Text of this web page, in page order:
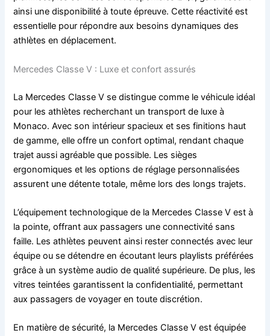
ainsi une disponibilité à toute épreuve. Cette réactivité est
essentielle pour répondre aux besoins dynamiques des
athlètes en déplacement.
Mercedes Classe V : Luxe et confort assurés
La Mercedes Classe V se distingue comme le véhicule idéal
pour les athlètes recherchant un transport de luxe à
Monaco. Avec son intérieur spacieux et ses finitions haut
de gamme, elle offre un confort optimal, rendant chaque
trajet aussi agréable que possible. Les sièges
ergonomiques et les options de réglage personnalisées
assurent une détente totale, même lors des longs trajets.
L’équipement technologique de la Mercedes Classe V est à
la pointe, offrant aux passagers une connectivité sans
faille. Les athlètes peuvent ainsi rester connectés avec leur
équipe ou se détendre en écoutant leurs playlists préférées
grâce à un système audio de qualité supérieure. De plus, les
vitres teintées garantissent la confidentialité, permettant
aux passagers de voyager en toute discrétion.
En matière de sécurité, la Mercedes Classe V est équipée